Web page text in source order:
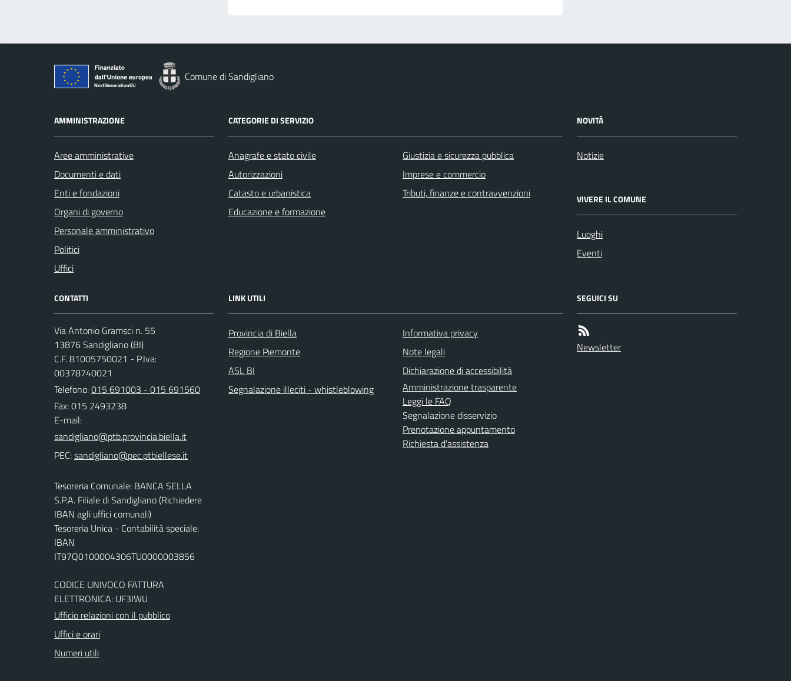
Comune di Sandigliano
AMMINISTRAZIONE
Aree amministrative
Documenti e dati
Enti e fondazioni
Organi di governo
Personale amministrativo
Politici
Uffici
CATEGORIE DI SERVIZIO
Anagrafe e stato civile
Autorizzazioni
Catasto e urbanistica
Educazione e formazione
Giustizia e sicurezza pubblica
Imprese e commercio
Tributi, finanze e contravvenzioni
NOVITÀ
Notizie
VIVERE IL COMUNE
Luoghi
Eventi
CONTATTI
Via Antonio Gramsci n. 55
13876 Sandigliano (BI)
C.F. 81005750021 - P.Iva:
00378740021
Telefono:015 691003 - 015 691560
Fax: 015 2493238
E-mail:
PEC:
Tesoreria Comunale: BANCA SELLA
S.P.A. Filiale di Sandigliano (Richiedere
IBAN agli uffici comunali)
Tesoreria Unica - Contabilità speciale:
IBAN
IT97Q0100004306TU0000003856
CODICE UNIVOCO FATTURA
ELETTRONICA: UF3IWU
Ufficio relazioni con il pubblico
Uffici e orari
Numeri utili
LINK UTILI
Provincia di Biella
Regione Piemonte
ASL BI
Segnalazione illeciti - whistleblowing
Informativa privacy
Note legali
Dichiarazione di accessibilità
Amministrazione trasparente
Leggi le FAQ
Segnalazione disservizio
Prenotazione appuntamento
Richiesta d'assistenza
SEGUICI SU
Newsletter